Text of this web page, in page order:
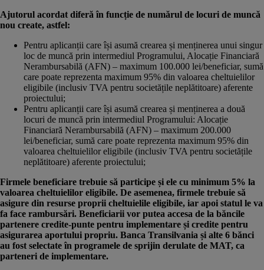
Ajutorul acordat diferă în funcție de numărul de locuri de muncă
nou create, astfel:
Pentru aplicanții care își asumă crearea și menținerea unui singur
loc de muncă prin intermediul Programului, Alocație Financiară
Nerambursabilă (AFN) – maximum 100.000 lei/beneficiar, sumă
care poate reprezenta maximum 95% din valoarea cheltuielilor
eligibile (inclusiv TVA pentru societățile neplătitoare) aferente
proiectului;
Pentru aplicanții care își asumă crearea și menținerea a două
locuri de muncă prin intermediul Programului: Alocație
Financiară Nerambursabilă (AFN) – maximum 200.000
lei/beneficiar, sumă care poate reprezenta maximum 95% din
valoarea cheltuielilor eligibile (inclusiv TVA pentru societățile
neplătitoare) aferente proiectului;
Firmele beneficiare trebuie să participe și ele cu minimum 5% la
valoarea cheltuielilor eligibile. De asemenea, firmele trebuie să
asigure din resurse proprii cheltuielile eligibile, iar apoi statul le va
fa face rambursări. Beneficiarii vor putea accesa de la băncile
partenere credite-punte pentru implementare și credite pentru
asigurarea aportului propriu. Banca Transilvania și alte 6 bănci
au fost selectate în programele de sprijin derulate de MAT, ca
parteneri de implementare.